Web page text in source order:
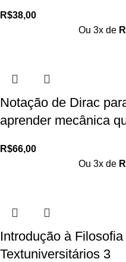
R$38,00
Ou 3x de
Notação de Dirac
aprender mecânica
R$66,00
Ou 3x de
Introdução à
Textuniversitários 3